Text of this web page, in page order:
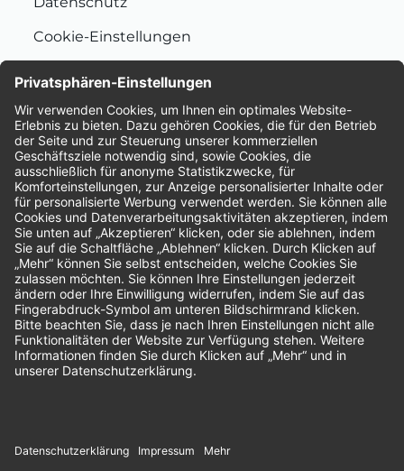
Cookie-Einstellungen
Bewertungen
Unsere Zahlungsarten: